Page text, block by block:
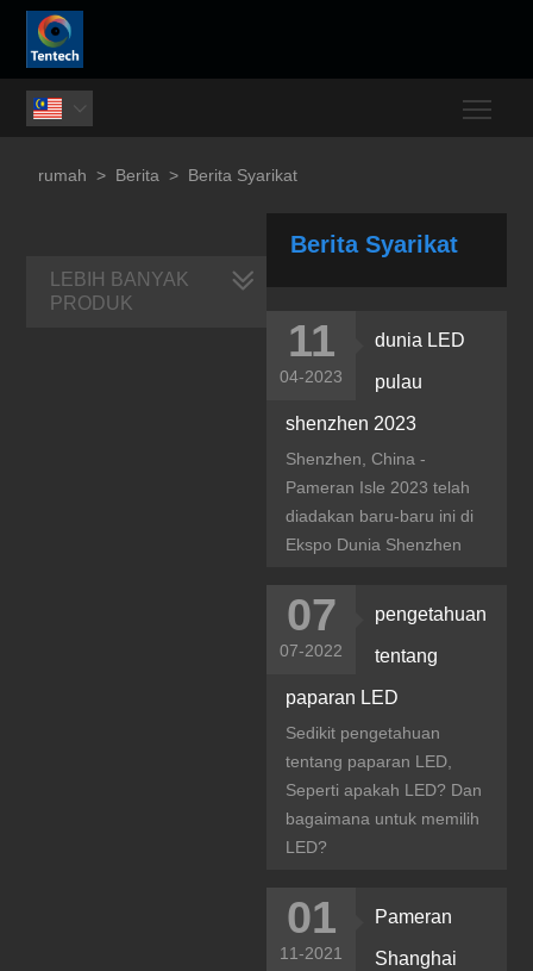

rumah > Berita > Berita Syarikat
Berita Syarikat
11
04-2023
dunia LED
pulau
shenzhen 2023
Shenzhen, China -
Pameran Isle 2023 telah
diadakan baru-baru ini di
Ekspo Dunia Shenzhen
07
07-2022
pengetahuan
tentang
paparan LED
Sedikit pengetahuan
tentang paparan LED,
Seperti apakah LED? Dan
bagaimana untuk memilih
LED?
01
11-2021
Pameran
Shanghai
LEBIH BANYAK
PRODUK